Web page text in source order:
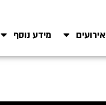
אירועים מידע נוסף